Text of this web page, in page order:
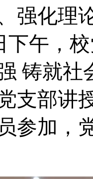
强化理
下午，
铸就
支部讲
参加，